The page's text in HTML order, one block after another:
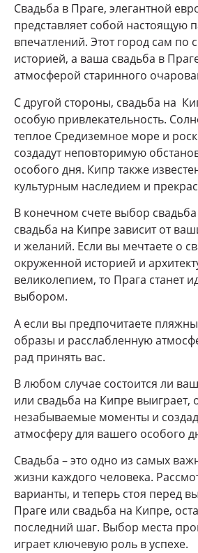
Свадьба в Праге, элегантной
представляет собой настоящую
впечатлений. Этот город сам по
историей, а ваша свадьба в
атмосферой старинного
С другой стороны, свадьба на
особую привлекательность.
теплое Средиземное море и
создадут неповторимую
особого дня. Кипр также
культурным наследием и
В конечном счете выбор
свадьба на Кипре зависит от
и желаний. Если вы мечтаете о
окруженной историей и
великолепием, то Прага станет
выбором.
А если вы предпочитаете
образы и расслабленную
рад принять вас.
В любом случае состоится ли
или свадьба на Кипре выиграет,
незабываемые моменты и
атмосферу для вашего особого
Свадьба – это одно из самых
жизни каждого человека.
варианты, и теперь стоя перед
Праге или свадьба на Кипре,
последний шаг. Выбор места
играет ключевую роль в успехе.